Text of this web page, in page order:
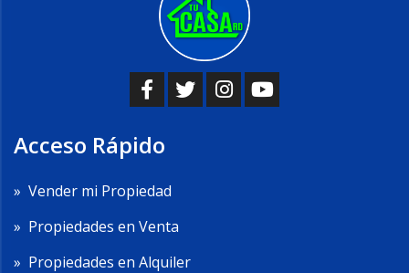
Acceso Rápido
» Vender mi Propiedad
» Propiedades en Venta
» Propiedades en Alquiler